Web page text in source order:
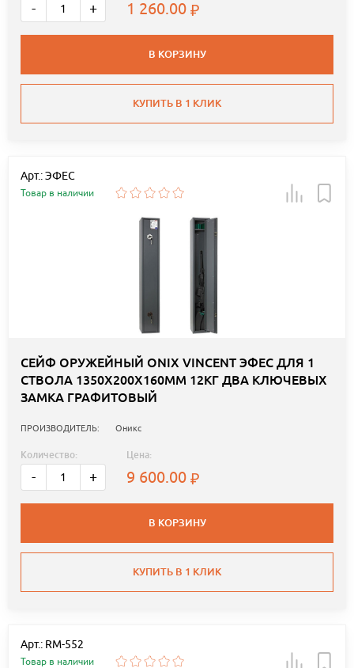
- + 1 260.00
В КОРЗИНУ
КУПИТЬ В 1 КЛИК
Арт.: ЭФЕС
Товар в наличии
СЕЙФ ОРУЖЕЙНЫЙ ONIX VINCENT ЭФЕС ДЛЯ 1
СТВОЛА 1350Х200Х160ММ 12КГ ДВА КЛЮЧЕВЫХ
ЗАМКА ГРАФИТОВЫЙ
ПРОИЗВОДИТЕЛЬ: Оникс
Количество:
- +
Цена:
9 600.00
В КОРЗИНУ
КУПИТЬ В 1 КЛИК
Арт.: RM-552
Товар в наличии